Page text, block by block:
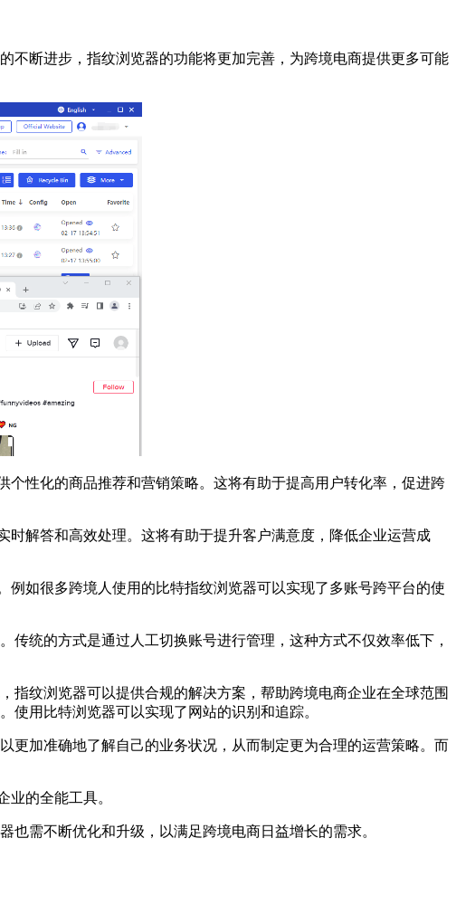
断进步，指纹浏览器的功能将更加完善，为跨境电商提供更多可能
性化的商品推荐和营销策略。这将有助于提高用户转化率，促进跨
解答和高效处理。这将有助于提升客户满意度，降低企业运营成
如很多跨境人使用的比特指纹浏览器可以实现了多账号跨平台的使
统的方式是通过人工切换账号进行管理，这种方式不仅效率低下，
纹浏览器可以提供合规的解决方案，帮助跨境电商企业在全球范围
使用比特浏览器可以实现了网站的识别和追踪。
加准确地了解自己的业务状况，从而制定更为合理的运营策略。而
的全能工具。
需不断优化和升级，以满足跨境电商日益增长的需求。